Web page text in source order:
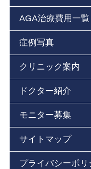
AGA治療費用一覧
症例写真
クリニック案内
ドクター紹介
モニター募集
サイトマップ
プライバシーポリ